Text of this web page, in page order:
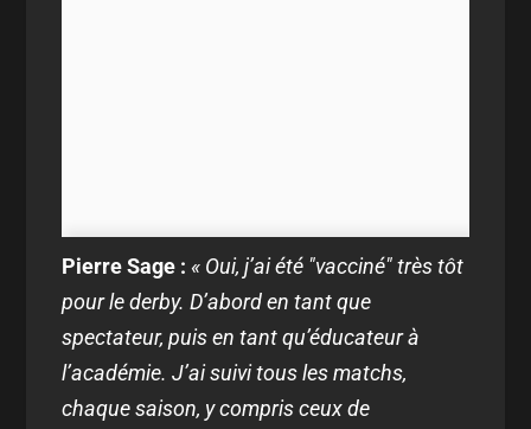
Pierre Sage : « Oui, j’ai été "vacciné" très tôt
pour le derby. D’abord en tant que
spectateur, puis en tant qu’éducateur à
l’académie. J’ai suivi tous les matchs,
chaque saison, y compris ceux de